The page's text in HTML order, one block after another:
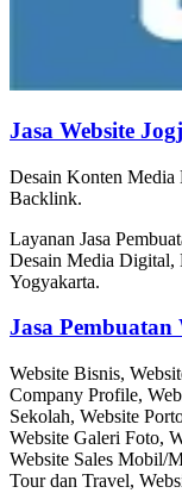
Jasa Website
Desain Konten Media
Backlink.
Layanan Jasa
Desain Media
Yogyakarta.
Jasa Pembuatan
Website Bisnis,
Company Profile,
Sekolah, Website
Website Galeri Foto,
Website Sales Mobil/
Tour dan Travel,